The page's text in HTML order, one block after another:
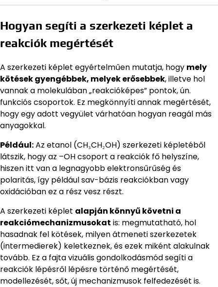
Hogyan segíti a szerkezeti képlet a
reakciók megértését
A szerkezeti képlet egyértelműen mutatja, hogy mely
kötések gyengébbek, melyek erősebbek, illetve hol
vannak a molekulában „reakcióképes” pontok, ún.
funkciós csoportok. Ez megkönnyíti annak megértését,
hogy egy adott vegyület várhatóan hogyan reagál más
anyagokkal.
Például:Az etanol (CH₃CH₂OH) szerkezeti képletéből
látszik, hogy az –OH csoport a reakciók fő helyszíne,
hiszen itt van a legnagyobb elektronsűrűség és
polaritás, így például sav-bázis reakciókban vagy
oxidációban ez a rész vesz részt.
A szerkezeti képlet alapján könnyű követni a
reakciómechanizmusokat is: megmutatható, hol
hasadnak fel kötések, milyen átmeneti szerkezetek
(intermedierek) keletkeznek, és ezek miként alakulnak
tovább. Ez a fajta vizuális gondolkodásmód segíti a
reakciók lépésről lépésre történő megértését,
modellezését, sőt, új mechanizmusok felfedezését is.